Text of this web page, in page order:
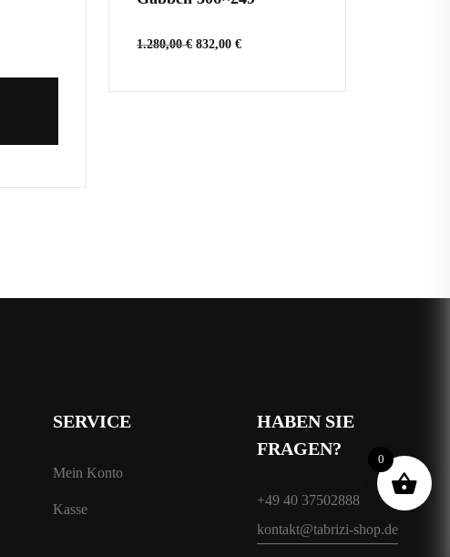
1.280,00€ 832,00 €
SERVICE
Mein Konto
Kasse
HABEN SIE
FRAGEN?
+49 40 37502888
kontakt@tabrizi-shop.de
0